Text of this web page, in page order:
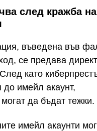
след кражба на
въведена във
се предава
като
до имейл акаунт,
да бъдат тежки.
имейл акаунти